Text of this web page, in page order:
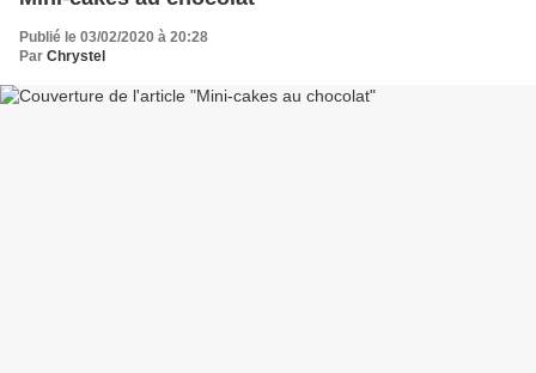
Publié le 03/02/2020 à 20:28
Par Chrystel